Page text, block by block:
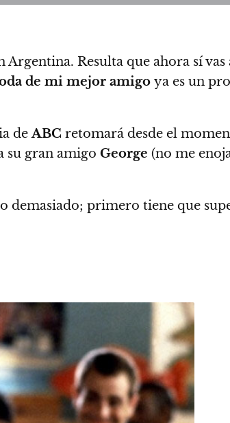
Resulta que ahora sí vas
de mi mejor amigo ya es un
deABC retomará desde el
su gran amigo George (no me
demasiado; primero tiene que